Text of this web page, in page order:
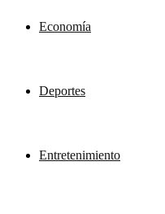
Economía
Deportes
Entretenimiento